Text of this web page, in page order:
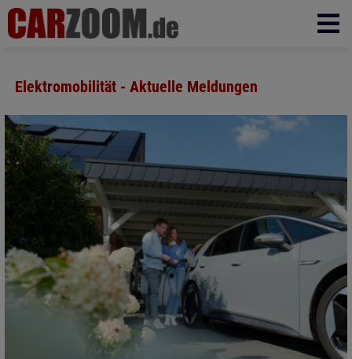
Elektromobilität - Aktuelle Meldungen